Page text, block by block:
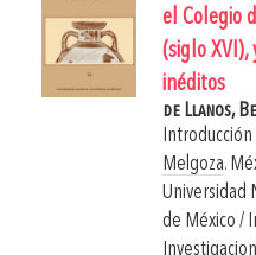
el Colegio
(siglo XVI),
inéditos
de Llanos,
Introducción
Melgoza.
Universidad
de México /